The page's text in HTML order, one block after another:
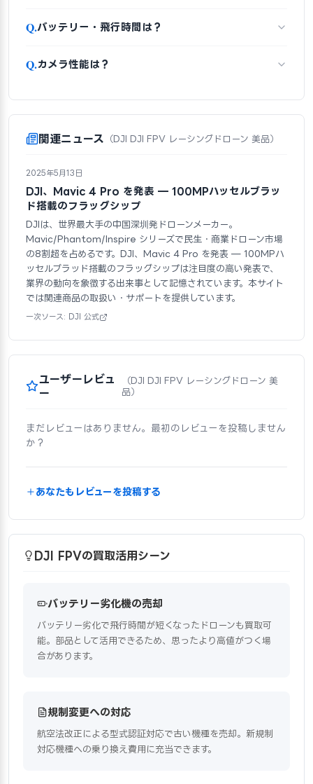
Q.バッテリー・飛行時間は？
Q.カメラ性能は？
関連ニュース （DJI DJI FPV レーシングドローン 美品）
2025年5月13日
DJI、Mavic 4 Pro を発表 — 100MPハッセルブラッ
ド搭載のフラッグシップ
DJIは、世界最大手の中国深圳発ドローンメーカー。
Mavic/Phantom/Inspire シリーズで民生・商業ドローン市場
の8割超を占めるです。DJI、Mavic 4 Pro を発表 — 100MPハ
ッセルブラッド搭載のフラッグシップは注目度の高い発表で、
業界の動向を象徴する出来事として記憶されています。本サイト
では関連商品の取扱い・サポートを提供しています。
一次ソース: DJI 公式
ユーザーレビュ
ー
（DJI DJI FPV レーシングドローン 美
品）
まだレビューはありません。最初のレビューを投稿しません
か？
あなたもレビューを投稿する
DJI FPVの買取活用シーン
バッテリー劣化機の売却
バッテリー劣化で飛行時間が短くなったドローンも買取可
能。部品として活用できるため、思ったより高値がつく場
合があります。
規制変更への対応
航空法改正による型式認証対応で古い機種を売却。新規制
対応機種への乗り換え費用に充当できます。